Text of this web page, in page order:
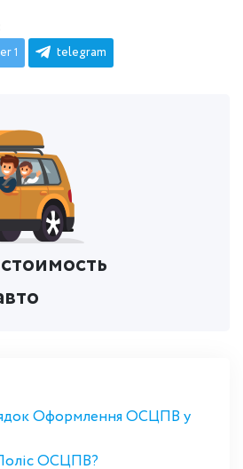
Оформлення ОСЦПВ у
ОСЦПВ?
1 telegram